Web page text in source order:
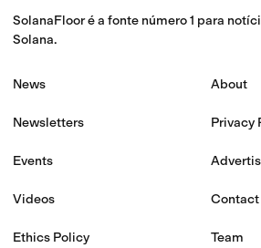
SolanaFloor é a fonte número 1 para
Solana.
News
Newsletters
Events
Videos
Ethics Policy
About
Privacy
Contact
Team